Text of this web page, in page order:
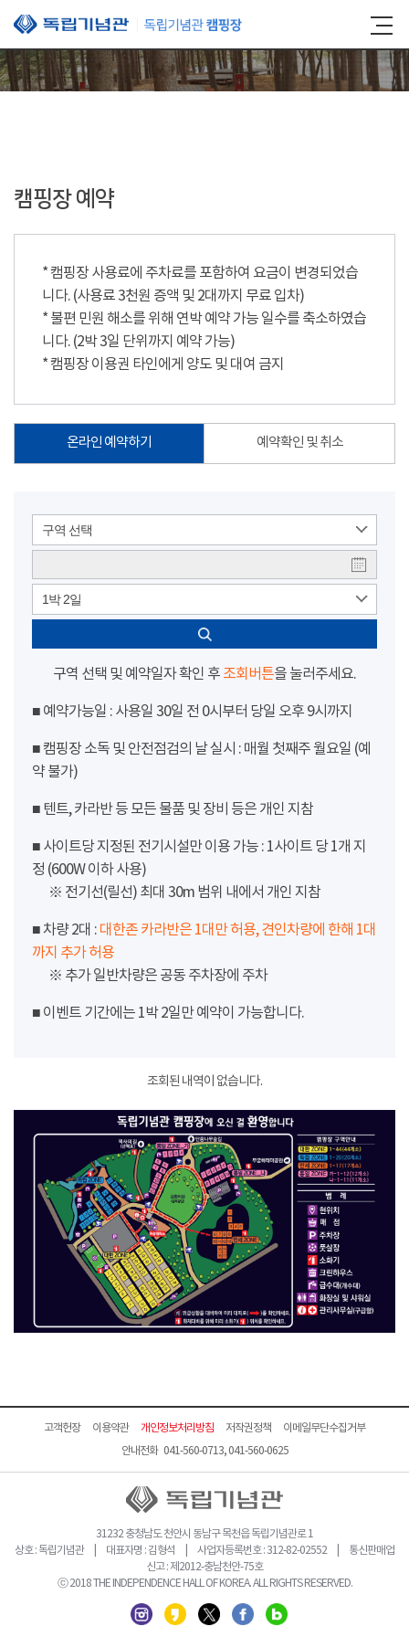
본문 바로가기
캠핑장 예약
* 캠핑장 사용료에 주차료를 포함하여 요금이 변경되었습
니다. (사용료 3천원 증액 및 2대까지 무료 입차)
* 불편 민원 해소를 위해 연박 예약 가능 일수를 축소하였습
니다. (2박 3일 단위까지 예약 가능)
* 캠핑장 이용권 타인에게 양도 및 대여 금지
온라인 예약하기 예약확인 및 취소
구역 선택
1박 2일
구역 선택 및 예약일자 확인 후 조회버튼을 눌러주세요.
■ 예약가능일 : 사용일 30일 전 0시부터 당일 오후 9시까지
■ 캠핑장 소독 및 안전점검의 날 실시 : 매월 첫째주 월요일 (예
약 불가)
■ 텐트, 카라반 등 모든 물품 및 장비 등은 개인 지참
■ 사이트당 지정된 전기시설만 이용 가능 : 1사이트 당 1개 지
정 (600W 이하 사용)
※ 전기선(릴선) 최대 30m 범위 내에서 개인 지참
■ 차량 2대 : 대한존 카라반은 1대만 허용, 견인차량에 한해 1대
까지 추가 허용
※ 추가 일반차량은 공동 주차장에 주차
■ 이벤트 기간에는 1박 2일만 예약이 가능합니다.
조회된 내역이 없습니다.
고객헌장 이용약관 개인정보처리방침 저작권정책
이메일무단수집거부
안내전화 041-560-0713, 041-560-0625
31232 충청남도 천안시 동남구 목천읍 독립기념관로 1
상호 : 독립기념관 | 대표자명 : 김형석 | 사업자등록번호 : 312-82-02552 | 통신판매업
신고 : 제2012-충남천안-75호
ⓒ 2018 THE INDEPENDENCE HALL OF KOREA. ALL RIGHTS RESERVED.